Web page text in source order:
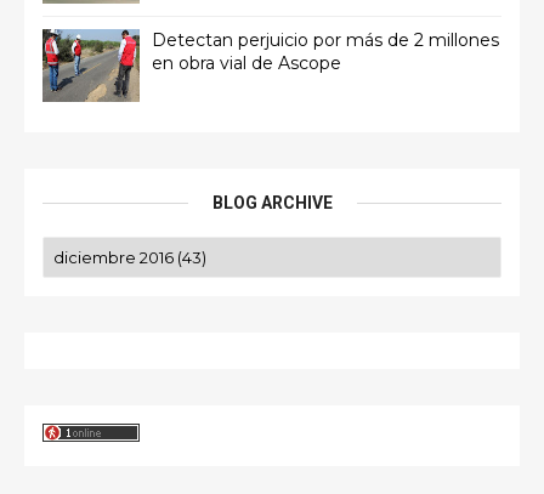
Detectan perjuicio por más de 2 millones
en obra vial de Ascope
BLOG ARCHIVE